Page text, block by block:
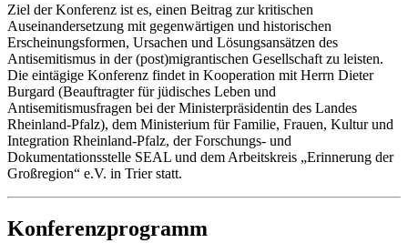
Ziel der Konferenz ist es, einen Beitrag zur kritischen
Auseinandersetzung mit gegenwärtigen und historischen
Erscheinungsformen, Ursachen und Lösungsansätzen des
Antisemitismus in der (post)migrantischen Gesellschaft zu leisten.
Die eintägige Konferenz findet in Kooperation mit Herrn Dieter
Burgard (Beauftragter für jüdisches Leben und
Antisemitismusfragen bei der Ministerpräsidentin des Landes
Rheinland-Pfalz), dem Ministerium für Familie, Frauen, Kultur und
Integration Rheinland-Pfalz, der Forschungs- und
Dokumentationsstelle SEAL und dem Arbeitskreis „Erinnerung der
Großregion“ e.V. in Trier statt.
Konferenzprogramm